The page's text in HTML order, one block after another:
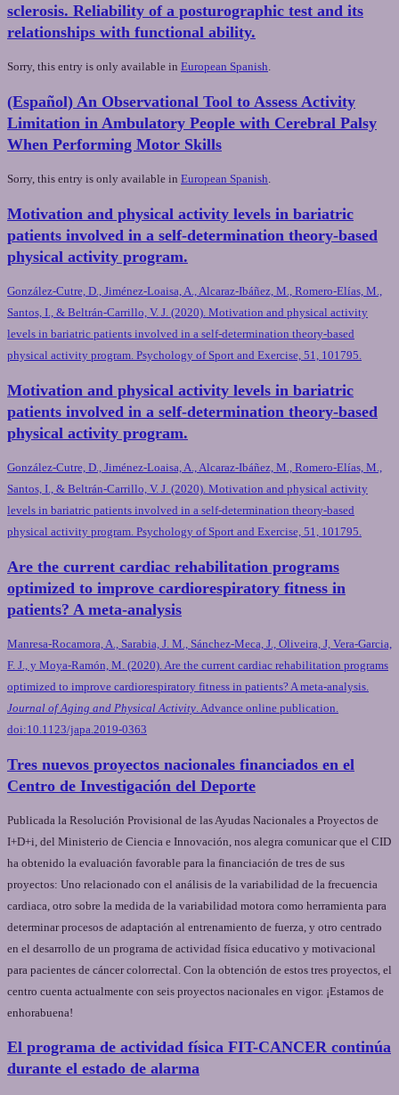
sclerosis. Reliability of a posturographic test and its
relationships with functional ability.
Sorry, this entry is only available in European Spanish.
(Español) An Observational Tool to Assess Activity
Limitation in Ambulatory People with Cerebral Palsy
When Performing Motor Skills
Sorry, this entry is only available in European Spanish.
Motivation and physical activity levels in bariatric
patients involved in a self-determination theory-based
physical activity program.
González-Cutre, D., Jiménez-Loaisa, A., Alcaraz-Ibáñez, M., Romero-Elías, M.,
Santos, I., & Beltrán-Carrillo, V. J. (2020). Motivation and physical activity
levels in bariatric patients involved in a self-determination theory-based
physical activity program. Psychology of Sport and Exercise, 51, 101795.
Motivation and physical activity levels in bariatric
patients involved in a self-determination theory-based
physical activity program.
González-Cutre, D., Jiménez-Loaisa, A., Alcaraz-Ibáñez, M., Romero-Elías, M.,
Santos, I., & Beltrán-Carrillo, V. J. (2020). Motivation and physical activity
levels in bariatric patients involved in a self-determination theory-based
physical activity program. Psychology of Sport and Exercise, 51, 101795.
Are the current cardiac rehabilitation programs
optimized to improve cardiorespiratory fitness in
patients? A meta-analysis
Manresa-Rocamora, A., Sarabia, J. M., Sánchez-Meca, J., Oliveira, J, Vera-Garcia,
F. J., y Moya-Ramón, M. (2020). Are the current cardiac rehabilitation programs
optimized to improve cardiorespiratory fitness in patients? A meta-analysis.
Journal of Aging and Physical Activity . Advance online publication.
doi:10.1123/japa.2019-0363
Tres nuevos proyectos nacionales financiados en el
Centro de Investigación del Deporte
Publicada la Resolución Provisional de las Ayudas Nacionales a Proyectos de
I+D+i, del Ministerio de Ciencia e Innovación, nos alegra comunicar que el CID
ha obtenido la evaluación favorable para la financiación de tres de sus
proyectos: Uno relacionado con el análisis de la variabilidad de la frecuencia
cardiaca, otro sobre la medida de la variabilidad motora como herramienta para
determinar procesos de adaptación al entrenamiento de fuerza, y otro centrado
en el desarrollo de un programa de actividad física educativo y motivacional
para pacientes de cáncer colorrectal. Con la obtención de estos tres proyectos, el
centro cuenta actualmente con seis proyectos nacionales en vigor. ¡Estamos de
enhorabuena!
El programa de actividad física FIT-CANCER continúa
durante el estado de alarma